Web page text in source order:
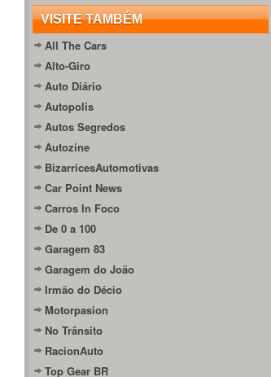
VISITE TAMBÉM
All The Cars
Alto-Giro
Auto Diário
Autopolis
Autos Segredos
Autozine
BizarricesAutomotivas
Car Point News
Carros In Foco
De 0 a 100
Garagem 83
Garagem do João
Irmão do Décio
Motorpasion
No Trânsito
RacionAuto
Top Gear BR